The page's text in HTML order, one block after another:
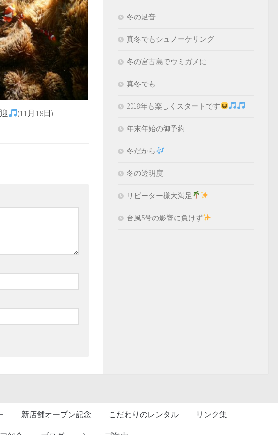
(11月18日)
冬の足音
真冬でもシュノーケリング
冬の宮古島でウミガメに
真冬でも
2018年も楽しくスタートです
年末年始の御予約
冬だから
冬の透明度
リピーター様大満足
台風5号の影響に負けず
新店舗オープン記念 こだわりのレンタル リンク集